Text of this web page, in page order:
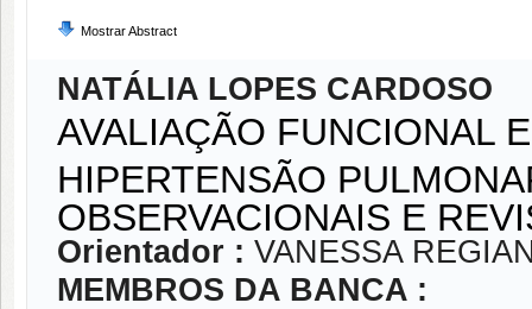
Mostrar Abstract
NATÁLIA LOPES CARDOSO
AVALIAÇÃO FUNCIONAL
HIPERTENSÃO
OBSERVACIONAIS E
Orientador : VANESSA
MEMBROS DA BANCA :